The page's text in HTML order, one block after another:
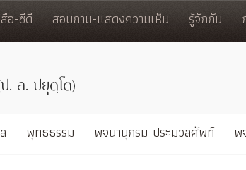
อ-ซีดี สอบถาม-แสดงความเห็น รู้จักกัน
พุทธธรรม พจนานุกรม-ประมวลศัพท์ พ